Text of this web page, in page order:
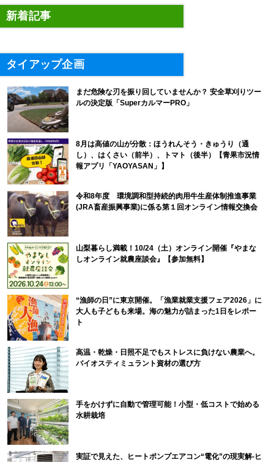
新着記事
タイアップ企画
まだ危険な刃を振り回していませんか？ 安全草刈りツー
ルの決定版「SuperカルマーPRO」
8月は高値の山が分散：ほうれんそう・きゅうり（通
し）、はくさい（前半）、トマト（後半）【青果市況情
報アプリ「YAOYASAN」】
令和8年度 環境調和型持続的肉用牛生産体制推進事業
(JRA畜産振興事業)に係る第１回オンライン情報交換会
山梨暮らし満載！10/24（土）オンライン開催『やまな
しオンライン就農座談会』【参加無料】
“漁師の日”に東京開催。「漁業就業支援フェア2026」に
大人も子どもも来場。海の魅力が詰まった1日をレポー
ト
高温・乾燥・日照不足でもストレスに負けない農業へ。
バイオスティミュラント資材の選び方
手をかけずに自動で管理可能！小型・低コストで始める
水耕栽培
実証で見えた、ヒートポンプエアコン“電化”の現実解-ヒ